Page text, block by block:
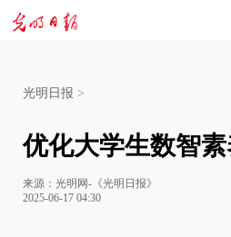
光明日报 >
优化大学生数智
来源： 光明网-《光明日报》
2025-06-17 04:30